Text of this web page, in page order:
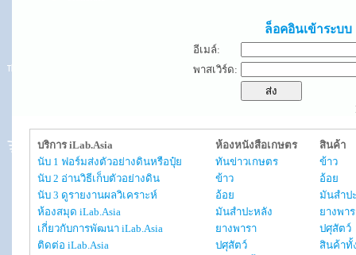
ล็อคอินเข้าระบบ
อีเมล์:
พาสเวิร์ด:
บริการ iLab.Asia
นับ 1 ฟอร์มส่งตัวอย่างดินหรือปุ๋ย
นับ 2 อ่านวิธีเก็บตัวอย่างดิน
นับ 3 ดูรายงานผลวิเคราะห์
ห้องสมุด iLab.Asia
เกี่ยวกับการพัฒนา iLab.Asia
ติดต่อ iLab.Asia
ห้องหนังสือเกษตร
ทันข่าวเกษตร
ข้าว
อ้อย
มันสำปะหลัง
ยางพารา
ปศุสัตว์
สินค้า
ข้าว
อ้อย
มันสำป
ยางพา
ปศุสัตว์
สินค้าทั้